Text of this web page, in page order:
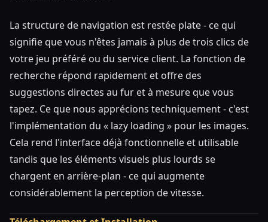
La structure de navigation est restée plate - ce qui
signifie que vous n'êtes jamais à plus de trois clics de
votre jeu préféré ou du service client. La fonction de
recherche répond rapidement et offre des
suggestions directes au fur et à mesure que vous
tapez. Ce que nous apprécions techniquement - c'est
l'implémentation du « lazy loading » pour les images.
Cela rend l'interface déjà fonctionnelle et utilisable
tandis que les éléments visuels plus lourds se
chargent en arrière-plan - ce qui augmente
considérablement la perception de vitesse.